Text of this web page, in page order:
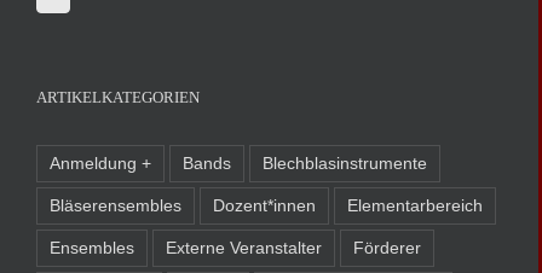
ARTIKELKATEGORIEN
Anmeldung + Bands Blechblasinstrumente
Bläserensembles Dozent*innen Elementarbereich
Ensembles Externe Veranstalter Förderer